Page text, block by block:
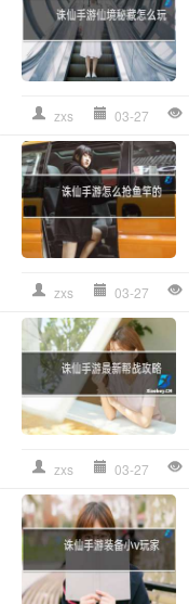
zxs 03-27
zxs 03-27
zxs 03-27